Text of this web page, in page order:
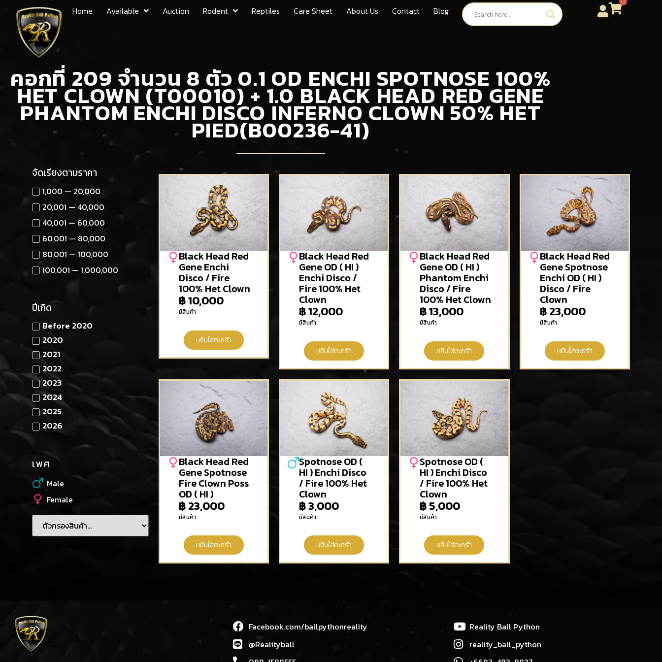
Home Available Auction Rodent Reptiles Care Sheet About Us Contact Blog
คอกที่ 209 จำนวน 8 ตัว 0.1 OD ENCHI SPOTNOSE 100%
HET CLOWN (T00010) + 1.0 BLACK HEAD RED GENE
PHANTOM ENCHI DISCO INFERNO CLOWN 50% HET
PIED(B00236-41)
จัดเรียงตามราคา
1,000 — 20,000
20,001 — 40,000
40,001 — 60,000
60,001 — 80,000
80,001 — 100,000
100,001 — 1,000,000
ปีเกิด
Before 2020
2020
2021
2022
2023
2024
2025
2026
เพศ
Male
Female
Black Head Red
Gene Enchi
Disco / Fire
100% Het Clown
฿10,000
มีสินค้า
หยิบใส่ตะกร้า
Black Head Red
Gene OD ( HI )
Enchi Disco /
Fire 100% Het
Clown
฿12,000
มีสินค้า
หยิบใส่ตะกร้า
Black Head Red
Gene OD ( HI )
Phantom Enchi
Disco / Fire
100% Het Clown
฿13,000
มีสินค้า
หยิบใส่ตะกร้า
Black Head Red
Gene Spotnose
Enchi OD ( HI )
Disco / Fire
Clown
฿23,000
มีสินค้า
หยิบใส่ตะกร้า
Black Head Red
Gene Spotnose
Fire Clown Poss
OD ( HI )
฿23,000
มีสินค้า
หยิบใส่ตะกร้า
Spotnose OD (
HI ) Enchi Disco
/ Fire 100% Het
Clown
฿3,000
มีสินค้า
หยิบใส่ตะกร้า
Spotnose OD (
HI ) Enchi Disco
/ Fire 100% Het
Clown
฿5,000
มีสินค้า
หยิบใส่ตะกร้า
Facebook.com/ballpythonreality
@Realityball
Reality Ball Python
reality_ball_python